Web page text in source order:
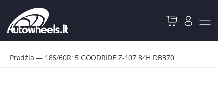
Pradžia — 185/60R15 GOODRIDE Z-107 84H DBB70